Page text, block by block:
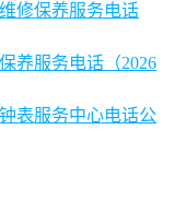
修保养服务电话
养服务电话（2026
表服务中心电话公